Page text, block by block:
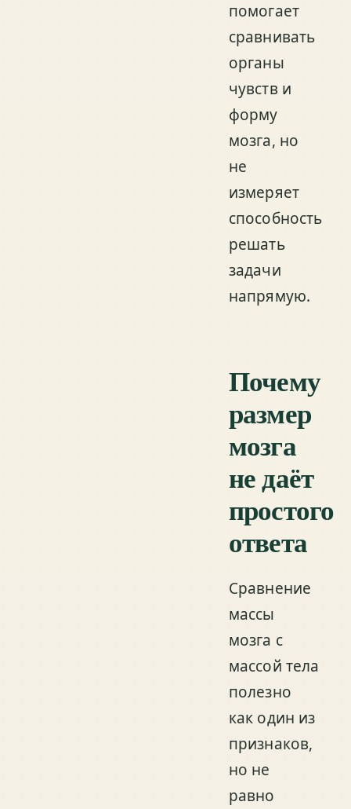
помогает
сравнивать
органы
чувств и
форму
мозга, но
не
измеряет
способность
решать
задачи
напрямую.
Почему
размер
мозга
не даёт
простого
ответа
Сравнение
массы
мозга с
массой тела
полезно
как один из
признаков,
но не
равно